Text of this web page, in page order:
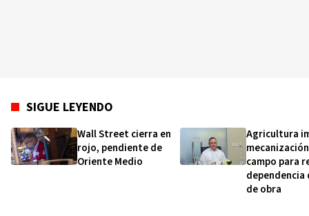
SIGUE LEYENDO
Wall Street cierra en
rojo, pendiente de
Oriente Medio
Agricultura
campo para
dependencia
de obra